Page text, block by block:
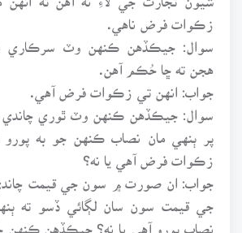
زڪوات فرض ناهي.
سوال: جيڪڏهن ڪنهن وٽ سرڪاري
هجن ته ڇا حُڪم آهن.
جواب: انهن تي زڪوات فرض آهي.
سوال: جيڪڏهن ڪنهن وٽ ٿوري چاندي
پر ٻنهي مان نصاب ڪنهن جو به پورو
زڪوات فرض آهي يا نه؟
جواب: ان صورت ۾ سون جي قيمت چانديءَ
جي قيمت سون سان لڳائي ڏسو ته
نصاب پورو آهي يا نه؟ جيڪڏهن ڪنهن